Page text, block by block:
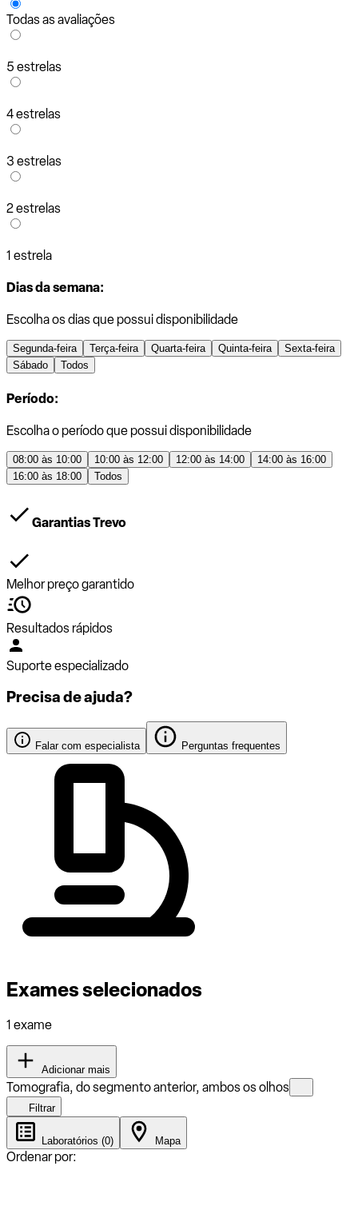
Todas as avaliações
5 estrelas
4 estrelas
3 estrelas
2 estrelas
1 estrela
Dias da semana:
Escolha os dias que possui disponibilidade
Segunda-feira Terça-feira Quarta-feira Quinta-feira
Sexta-feira
Sábado
Todos
Período:
Escolha o período que possui disponibilidade
08:00 às 10:00 10:00 às 12:00 12:00 às 14:00
14:00 às 16:00
16:00 às 18:00
Todos
Garantias Trevo
Melhor preço garantido
Resultados rápidos
Suporte especializado
Precisa de ajuda?
Falar com especialista Perguntas frequentes
Exames selecionados
1 exame
Adicionar mais
Tomografia, do segmento anterior, ambos os olhos
Filtrar
Laboratórios (0) Mapa
Ordenar por: